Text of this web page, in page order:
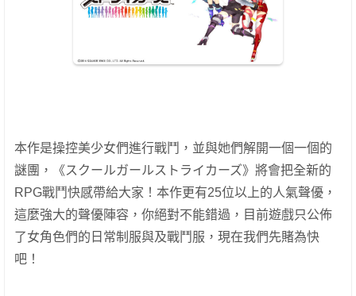
本作是操控美少女們進行戰鬥，並與她們解開一個一個的
謎團，《スクールガールストライカーズ》將會把全新的
RPG戰鬥快感帶給大家！本作更有25位以上的人氣聲優，
這麼強大的聲優陣容，你絕對不能錯過，目前遊戲只公佈
了女角色們的日常制服與及戰鬥服，現在我們先賭為快
吧！